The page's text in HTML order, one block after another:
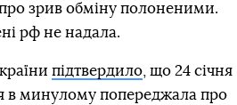
про зрив обміну полоненими.
рф не надала.
підтвердило, що 24 січня
в минулому попереджала про